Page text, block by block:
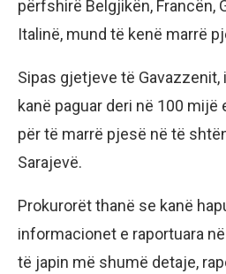
përfshirë Belgjikën, Francën,
Italinë, mund të kenë marrë
Sipas gjetjeve të
kanë paguar deri në 100
për të marrë pjesë në të
Sarajevë.
Prokurorët thanë se kanë
informacionet e raportuara
të japin më shumë detaje,